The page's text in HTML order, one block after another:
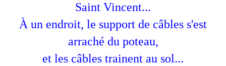
Saint Vincent...
À un endroit, le support de câbles s'est
arraché du poteau,
et les câbles trainent au sol...